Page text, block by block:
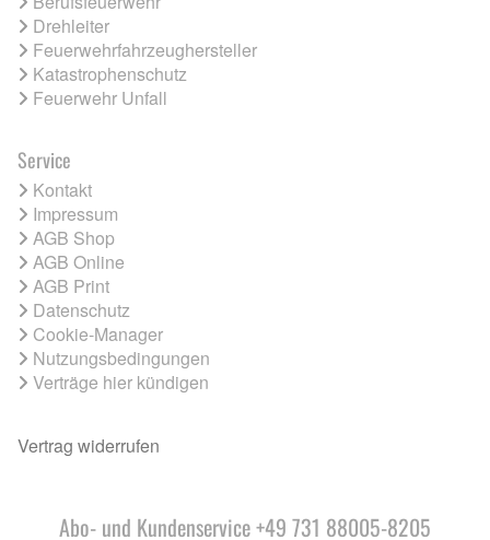
Drehleiter
Feuerwehrfahrzeughersteller
Katastrophenschutz
Feuerwehr Unfall
Service
Kontakt
Impressum
AGB Shop
AGB Online
AGB Print
Datenschutz
Cookie-Manager
Nutzungsbedingungen
Verträge hier kündigen
Vertrag widerrufen
Abo- und Kundenservice +49 731 88005-8205